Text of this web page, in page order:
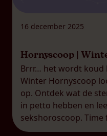
16 december 2025
Hornyscoop |
Brrr… het wordt koud
Winter Hornyscoop
op. Ontdek wat de
in petto hebben en
sekshoroscoop.
Waterman, jij loopt